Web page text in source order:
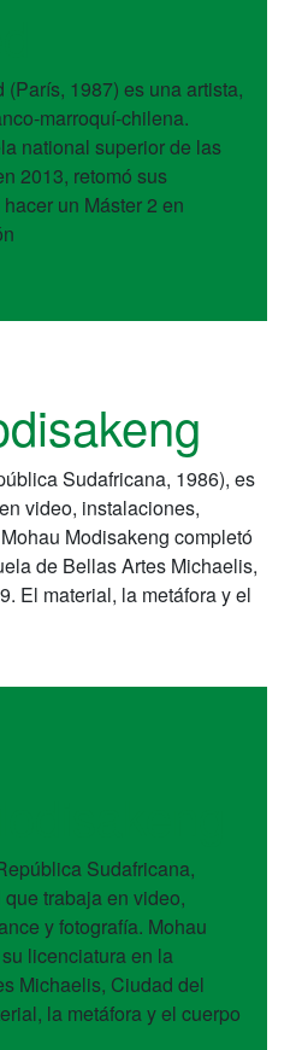
1987) es una artista,
marroquí-chilena.
national superior de las
2013, retomó sus
un Máster 2 en
Sudafricana, 1986), es
video, instalaciones,
Modisakeng completó
de Bellas Artes Michaelis,
El material, la metáfora y el
Sudafricana,
trabaja en video,
y fotografía. Mohau
licenciatura en la
Michaelis, Ciudad del
la metáfora y el cuerpo